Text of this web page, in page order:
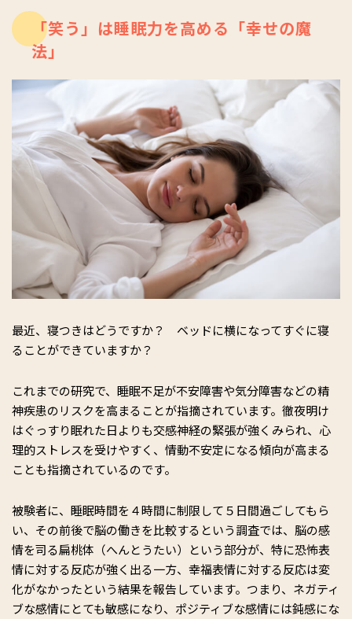
家として全国にリバウンドしない快眠メソッドを伝授。著書に
「ぐっすり眠れる不思議な塗り絵」（西東社）、「ねこ先生ク
ウとカイに教わるぐっすり睡眠法（KADOKAWA）「昼間のパ
「疲れがとれて朝シャキーンと起きる方法」（セブン&アイ出
版）、「大人女子のための睡眠パーフェクトブック」（大和書
房）など多数。書籍は韓国・台湾・中国全土でも翻訳され発売
中。
Website SLEEP CULTURE：http://tomononao.com/
「笑う」は睡眠力を高める「幸せの魔
法」
最近、寝つきはどうですか？ ベッドに横になってすぐに寝
ることができていますか？
これまでの研究で、睡眠不足が不安障害や気分障害などの精
神疾患のリスクを高まることが指摘されています。徹夜明け
はぐっすり眠れた日よりも交感神経の緊張が強くみられ、心
理的ストレスを受けやすく、情動不安定になる傾向が高まる
ことも指摘されているのです。
被験者に、睡眠時間を４時間に制限して５日間過ごしてもら
い、その前後で脳の働きを比較するという調査では、脳の感
情を司る扁桃体（へんとうたい）という部分が、特に恐怖表
情に対する反応が強く出る一方、幸福表情に対する反応は変
化がなかったという結果を報告しています。つまり、ネガティ
ブな感情にとても敏感になり、ポジティブな感情には鈍感にな